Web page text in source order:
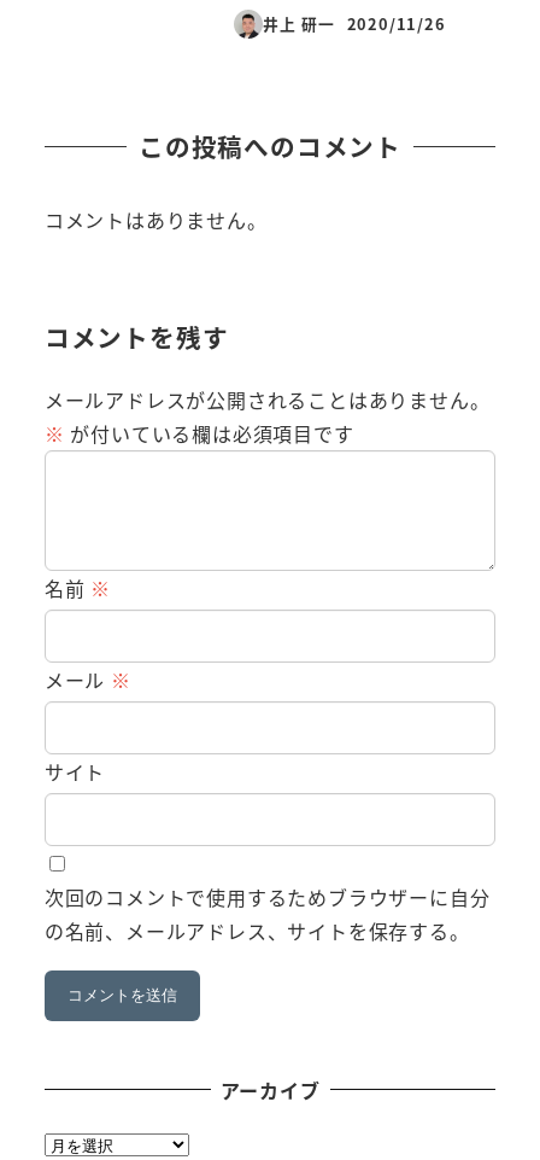
井上 研一
投稿日
2020/11/26
この投稿へのコメント
コメントはありません。
コメントを残す
メールアドレスが公開されることはありません。
※ が付いている欄は必須項目です
名前 ※
メール ※
サイト
次回のコメントで使用するためブラウザーに自分
の名前、メールアドレス、サイトを保存する。
アーカイブ
ア